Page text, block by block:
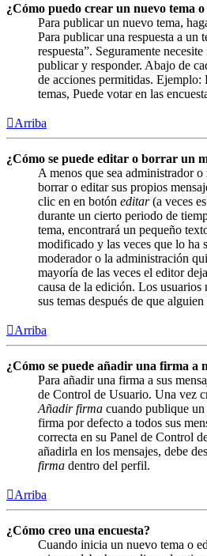
¿Cómo puedo crear un nuevo tema
Para publicar un nuevo tema,
Para publicar una respuesta a un
respuesta”. Seguramente
publicar y responder. Abajo de
de acciones permitidas. Ejemplo:
temas, Puede votar en las
Arriba
¿Cómo se puede editar o borrar un
A menos que sea administrador
borrar o editar sus propios
clic en en botón editar(a veces
durante un cierto periodo de
tema, encontrará un pequeño
modificado y las veces que lo ha
moderador o la administración
mayoría de las veces el editor
causa de la edición. Los
sus temas después de que
Arriba
¿Cómo se puede añadir una firma a
Para añadir una firma a sus
de Control de Usuario. Una vez
Añadir firma cuando publique un
firma por defecto a todos sus
correcta en su Panel de Control
añadirla en los mensajes, debe
firma dentro del perfil.
Arriba
¿Cómo creo una encuesta?
Cuando inicia un nuevo tema o